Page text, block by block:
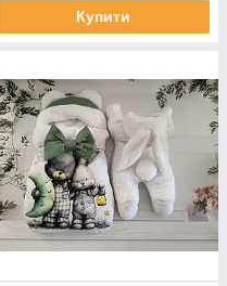
Купити